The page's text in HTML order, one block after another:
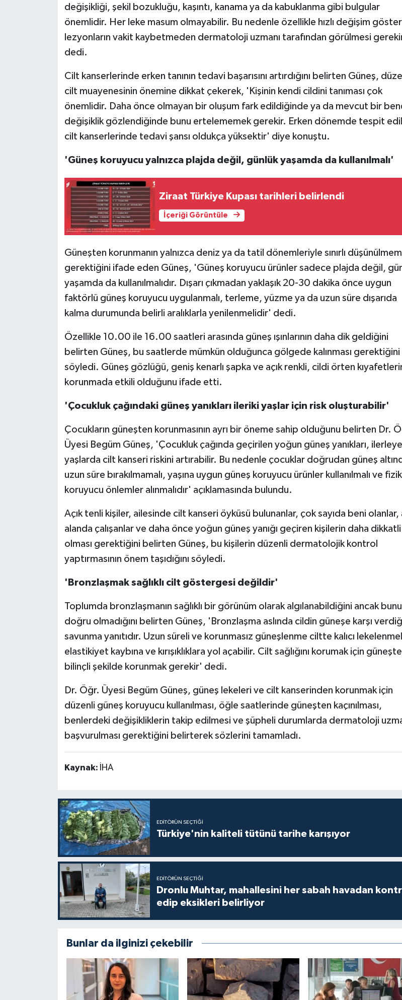
değişikliği, şekil bozukluğu, kaşıntı, kanama ya da kabuklanma gibi bulgular
önemlidir. Her leke masum olmayabilir. Bu nedenle özellikle hızlı değişim
lezyonların vakit kaybetmeden dermatoloji uzmanı tarafından görülmesi
dedi.
Cilt kanserlerinde erken tanının tedavi başarısını artırdığını belirten Güneş,
cilt muayenesinin önemine dikkat çekerek, 'Kişinin kendi cildini tanıması çok
önemlidir. Daha önce olmayan bir oluşum fark edildiğinde ya da mevcut bir
değişiklik gözlendiğinde bunu ertelememek gerekir. Erken dönemde tespit
cilt kanserlerinde tedavi şansı oldukça yüksektir' diye konuştu.
'Güneş koruyucu yalnızca plajda değil, günlük yaşamda da kullanılmalı'
Ziraat Türkiye Kupası tarihleri belirlendi
İçeriği Görüntüle
Güneşten korunmanın yalnızca deniz ya da tatil dönemleriyle sınırlı
gerektiğini ifade eden Güneş, 'Güneş koruyucu ürünler sadece plajda değil,
yaşamda da kullanılmalıdır. Dışarı çıkmadan yaklaşık 20-30 dakika önce uygun
faktörlü güneş koruyucu uygulanmalı, terleme, yüzme ya da uzun süre dışarıda
kalma durumunda belirli aralıklarla yenilenmelidir' dedi.
Özellikle 10.00 ile 16.00 saatleri arasında güneş ışınlarının daha dik geldiğini
belirten Güneş, bu saatlerde mümkün olduğunca gölgede kalınması gerektiğini
söyledi. Güneş gözlüğü, geniş kenarlı şapka ve açık renkli, cildi örten
korunmada etkili olduğunu ifade etti.
'Çocukluk çağındaki güneş yanıkları ileriki yaşlar için risk oluşturabilir'
Çocukların güneşten korunmasının ayrı bir öneme sahip olduğunu belirten Dr.
Üyesi Begüm Güneş, 'Çocukluk çağında geçirilen yoğun güneş yanıkları,
yaşlarda cilt kanseri riskini artırabilir. Bu nedenle çocuklar doğrudan güneş
uzun süre bırakılmamalı, yaşına uygun güneş koruyucu ürünler kullanılmalı ve
koruyucu önlemler alınmalıdır' açıklamasında bulundu.
Açık tenli kişiler, ailesinde cilt kanseri öyküsü bulunanlar, çok sayıda beni olanlar,
alanda çalışanlar ve daha önce yoğun güneş yanığı geçiren kişilerin daha dikkatli
olması gerektiğini belirten Güneş, bu kişilerin düzenli dermatolojik kontrol
yaptırmasının önem taşıdığını söyledi.
'Bronzlaşmak sağlıklı cilt göstergesi değildir'
Toplumda bronzlaşmanın sağlıklı bir görünüm olarak algılanabildiğini ancak
doğru olmadığını belirten Güneş, 'Bronzlaşma aslında cildin güneşe karşı
savunma yanıtıdır. Uzun süreli ve korunmasız güneşlenme ciltte kalıcı
elastikiyet kaybına ve kırışıklıklara yol açabilir. Cilt sağlığını korumak için
bilinçli şekilde korunmak gerekir' dedi.
Dr. Öğr. Üyesi Begüm Güneş, güneş lekeleri ve cilt kanserinden korunmak için
düzenli güneş koruyucu kullanılması, öğle saatlerinde güneşten kaçınılması,
benlerdeki değişikliklerin takip edilmesi ve şüpheli durumlarda dermatoloji
başvurulması gerektiğini belirterek sözlerini tamamladı.
Kaynak: İHA
EDITÖRÜN SEÇTIĞI
Türkiye'nin kaliteli tütünü tarihe karışıyor
EDITÖRÜN SEÇTIĞI
Dronlu Muhtar, mahallesini her sabah havadan
edip eksikleri belirliyor
Bunlar da ilginizi çekebilir